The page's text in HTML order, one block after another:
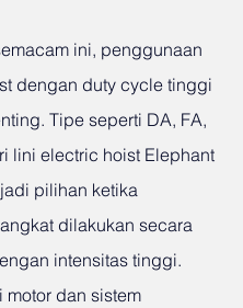
ini, penggunaan
dengan duty cycle tinggi
Tipe seperti DA, FA,
lini electric hoist Elephant
pilihan ketika
dilakukan secara
intensitas tinggi.
motor dan sistem